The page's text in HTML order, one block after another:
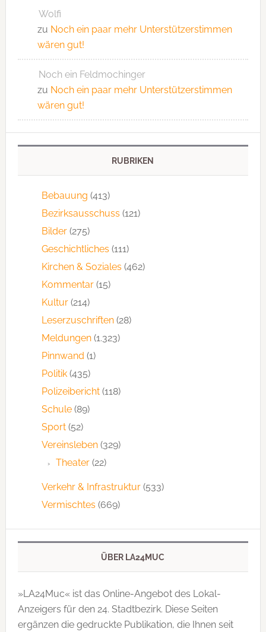
Wolfi
zu Noch ein paar mehr Unterstützerstimmen
wären gut!
Noch ein Feldmochinger
zu Noch ein paar mehr Unterstützerstimmen
wären gut!
RUBRIKEN
Bebauung (413)
Bezirksausschuss (121)
Bilder(275)
Geschichtliches (111)
Kirchen & Soziales (462)
Kommentar(15)
Kultur(214)
Leserzuschriften(28)
Meldungen(1.323)
Pinnwand (1)
Politik(435)
Polizeibericht(118)
Schule(89)
Sport(52)
Vereinsleben(329)
Theater(22)
Verkehr & Infrastruktur(533)
Vermischtes (669)
ÜBER LA24MUC
»LA24Muc« ist das Online-Angebot des Lokal-
Anzeigers für den 24. Stadtbezirk. Diese Seiten
ergänzen die gedruckte Publi­kation, die Ihnen seit